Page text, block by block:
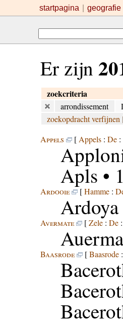
startpagina geografie
Er zijn
zoekcriteria
arrondissement
zoekopdracht verfijnen |
Appels
[ Appels: De:
Apls •
Ardooie [Hamme:
Ardoya
Avermate [Zele: De:
Baasrode [Baasrode: